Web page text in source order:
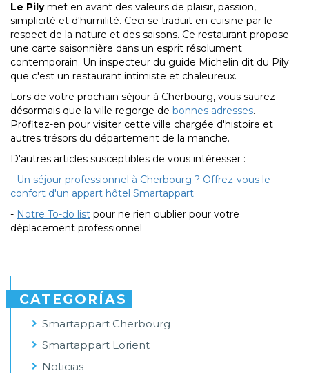
Le Pilymet en avant des valeurs de plaisir, passion,
simplicité et d'humilité. Ceci se traduit en cuisine par le
respect de la nature et des saisons. Ce restaurant propose
une carte saisonnière dans un esprit résolument
contemporain. Un inspecteur du guide Michelin dit du Pily
que c'est un restaurant intimiste et chaleureux.
Lors de votre prochain séjour à Cherbourg, vous saurez
désormais que la ville regorge de bonnes adresses.
Profitez-en pour visiter cette ville chargée d'histoire et
autres trésors du département de la manche.
D'autres articles susceptibles de vous intéresser :
- Un séjour professionnel à Cherbourg ? Offrez-vous le
confort d'un appart hôtel Smartappart
- Notre To-do list pour ne rien oublier pour votre
déplacement professionnel
CATEGORÍAS
Smartappart Cherbourg
Smartappart Lorient
Noticias